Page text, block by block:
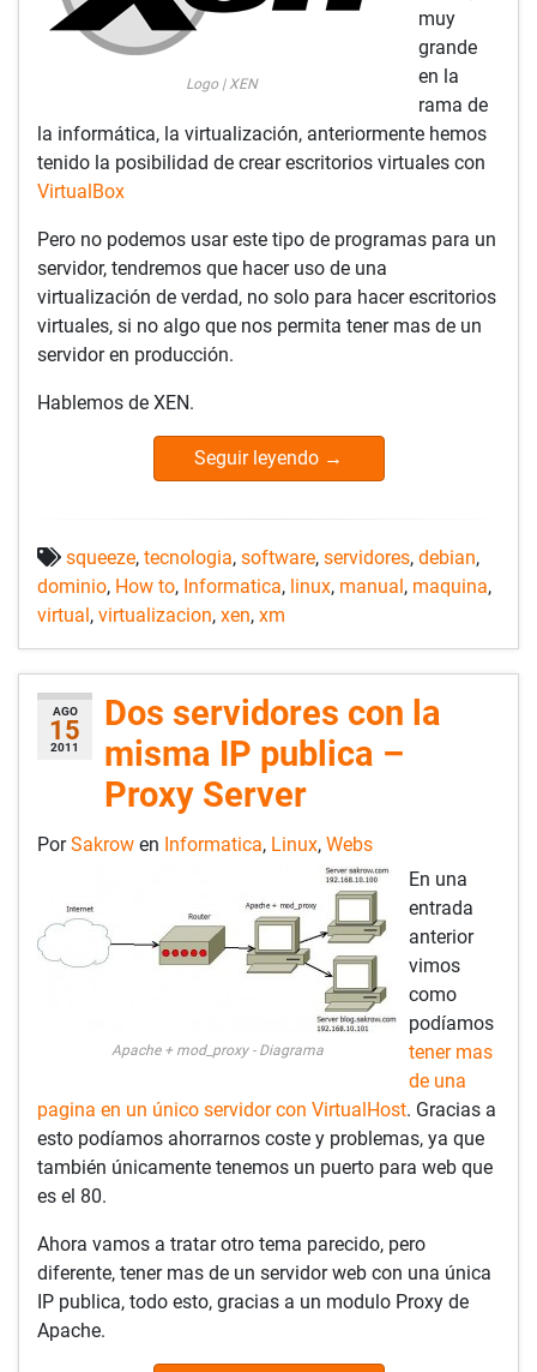
Logo | XEN
muy
grande
en la
rama de
la informática, la virtualización, anteriormente hemos
tenido la posibilidad de crear escritorios virtuales con
VirtualBox
Pero no podemos usar este tipo de programas para un
servidor, tendremos que hacer uso de una
virtualización de verdad, no solo para hacer escritorios
virtuales, si no algo que nos permita tener mas de un
servidor en producción.
Hablemos de XEN.
Seguir leyendo →
squeeze, tecnologia, software, servidores, debian,
dominio, How to, Informatica, linux, manual, maquina,
virtual, virtualizacion, xen, xm
AGO
15
2011
Dos servidores con la
misma IP publica –
Proxy Server
PorSakrow en Informatica, Linux, Webs
Apache + mod_proxy - Diagrama
En una
entrada
anterior
vimos
como
podíamos
tener mas
de una
pagina en un único servidor con VirtualHost. Gracias a
esto podíamos ahorrarnos coste y problemas, ya que
también únicamente tenemos un puerto para web que
es el 80.
Ahora vamos a tratar otro tema parecido, pero
diferente, tener mas de un servidor web con una única
IP publica, todo esto, gracias a un modulo Proxy de
Apache.